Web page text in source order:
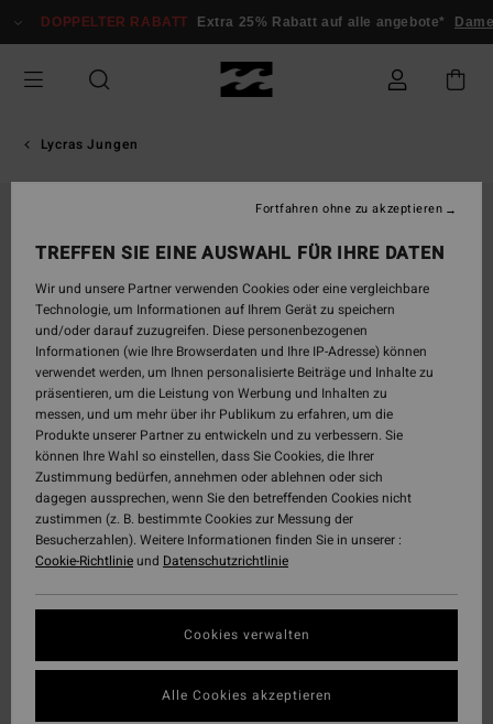
zur
springen
DOPPELTER RABATT Extra 25% Rabatt auf alle angebote* Damen
Lycras Jungen
TREFFEN SIE EINE AUSWAHL FÜR IHRE DATEN
Wir und unsere Partner verwenden Cookies oder eine vergleichbare
Technologie, um Informationen auf Ihrem Gerät zu speichern
und/oder darauf zuzugreifen. Diese personenbezogenen
Informationen (wie Ihre Browserdaten und Ihre IP-Adresse) können
verwendet werden, um Ihnen personalisierte Beiträge und Inhalte zu
präsentieren, um die Leistung von Werbung und Inhalten zu
messen, und um mehr über ihr Publikum zu erfahren, um die
Produkte unserer Partner zu entwickeln und zu verbessern. Sie
können Ihre Wahl so einstellen, dass Sie Cookies, die Ihrer
Zustimmung bedürfen, annehmen oder ablehnen oder sich
dagegen aussprechen, wenn Sie den betreffenden Cookies nicht
zustimmen (z. B. bestimmte Cookies zur Messung der
Besucherzahlen). Weitere Informationen finden Sie in unserer :
Cookie-Richtlinieund Datenschutzrichtlinie
Cookies verwalten
Fortfahren ohne zu akzeptieren
Alle Cookies akzeptieren